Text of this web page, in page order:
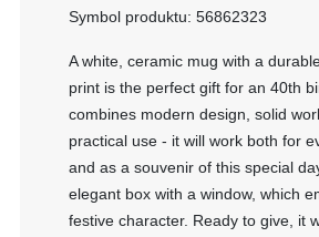
Symbol produktu: 56862323
A white, ceramic mug with a
print is the perfect gift for an 40th
combines modern design, solid
practical use - it will work both for
and as a souvenir of this special
elegant box with a window, which
festive character. Ready to give, it